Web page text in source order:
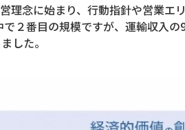
念に始まり、行動指針や営業エリ
２番目の規模ですが、運輸収入
した。